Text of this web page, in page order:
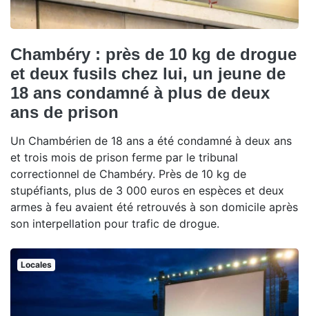
Chambéry : près de 10 kg de drogue
et deux fusils chez lui, un jeune de
18 ans condamné à plus de deux
ans de prison
Un Chambérien de 18 ans a été condamné à deux ans
et trois mois de prison ferme par le tribunal
correctionnel de Chambéry. Près de 10 kg de
stupéfiants, plus de 3 000 euros en espèces et deux
armes à feu avaient été retrouvés à son domicile après
son interpellation pour trafic de drogue.
Locales